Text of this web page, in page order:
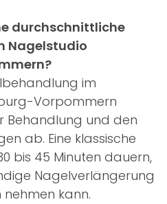
durchschnittliche
Nagelstudio
im
Vorpommern
Behandlung und den
ab. Eine klassische
bis 45 Minuten dauern,
Nagelverlängerung
nehmen kann.